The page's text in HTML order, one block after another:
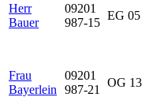
Herr
Bauer
09201
987-15
EG 05
Frau
Bayerlein
09201
987-21
OG 13